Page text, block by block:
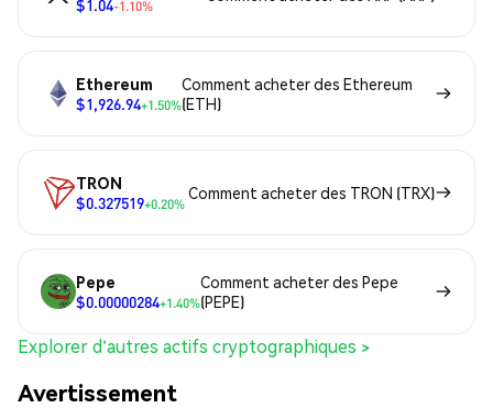
$1.04-1.10%
Ethereum
$1,926.94+1.50%
Comment acheter des Ethereum
(ETH)
TRON
$0.327519+0.20%
Comment acheter des TRON (TRX)
Pepe
$0.00000284+1.40%
Comment acheter des Pepe
(PEPE)
Explorer d'autres actifs cryptographiques >
Avertissement